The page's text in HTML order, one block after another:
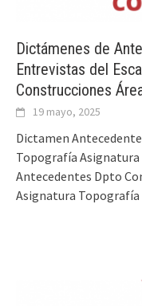
Dictámenes de
Entrevistas del
Construcciones
19 mayo, 2025
Dictamen
Topografía
Antecedentes Dpto
Asignatura Topografía